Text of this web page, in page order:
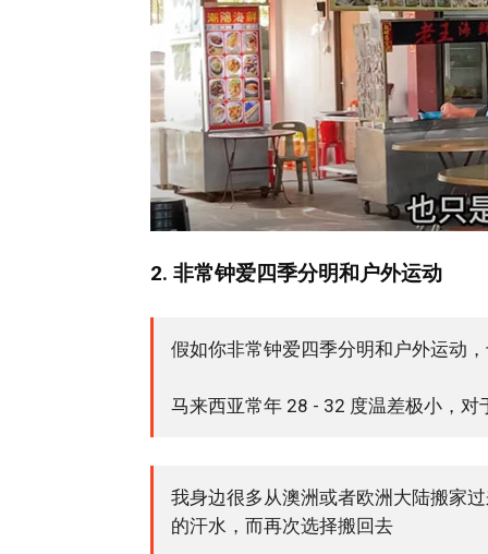
2. 非常钟爱四季分明和户外运动
假如你非常钟爱四季分明和户外运动
马来西亚常年 28 - 32 度温差极小，
我身边很多从澳洲或者欧洲大陆搬家
的汗水，而再次选择搬回去